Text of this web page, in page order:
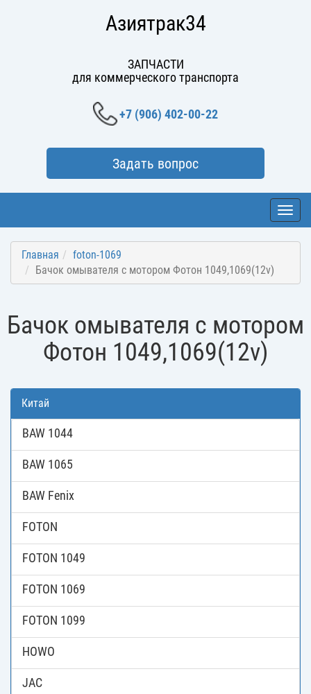
Азиятрак34
ЗАПЧАСТИ
для коммерческого транспорта
+7 (906) 402-00-22
Задать вопрос
Главная
foton-1069
Бачок омывателя с мотором Фотон 1049,1069(12v)
Бачок омывателя с мотором
Фотон 1049,1069(12v)
Китай
BAW 1044
BAW 1065
BAW Fenix
FOTON
FOTON 1049
FOTON 1069
FOTON 1099
HOWO
JAC